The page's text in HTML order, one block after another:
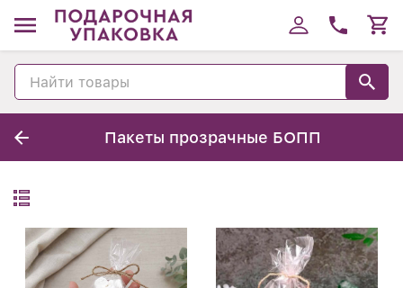
Пакеты прозрачные БОПП